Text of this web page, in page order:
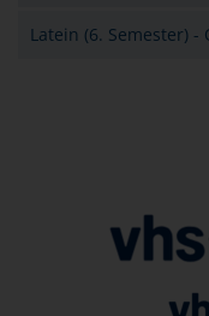
Latein (6. Semester) -